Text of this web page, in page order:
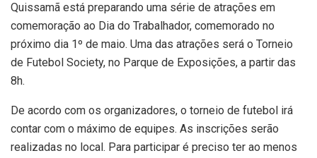
Quissamã está preparando uma série de atrações em
comemoração ao Dia do Trabalhador, comemorado no
próximo dia 1º de maio. Uma das atrações será o Torneio
de Futebol Society, no Parque de Exposições, a partir das
8h.
De acordo com os organizadores, o torneio de futebol irá
contar com o máximo de equipes. As inscrições serão
realizadas no local. Para participar é preciso ter ao menos